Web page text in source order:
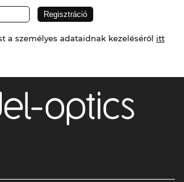
a személyes adataidnak kezeléséről itt